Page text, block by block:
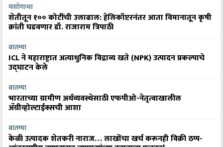
यशोगाथा
शेतीतून १०० कोटींची उलाढाल: हेलिकॉप्टरनंतर आता विमानातून कृषी
क्रांती घडवणार डॉ. राजाराम त्रिपाठी
बातम्या
ICL ने महाराष्ट्रात अत्याधुनिक विद्राव्य खते (NPK) उत्पादन प्रकल्पाचे
उद्घाटन केले
बातम्या
भारताच्या ग्रामीण अर्थव्यवस्थेसाठी एफपीओ-नेतृत्वाखालील
अ‍ॅग्रीव्होल्टाईक्सची आशा
बातम्या
केळी उत्पादक शेतकरी नाराज… लाखोंचा खर्च करूनही विक्री ठप्प-